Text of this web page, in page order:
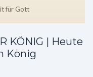
für Gott
KÖNIG | Heute
König